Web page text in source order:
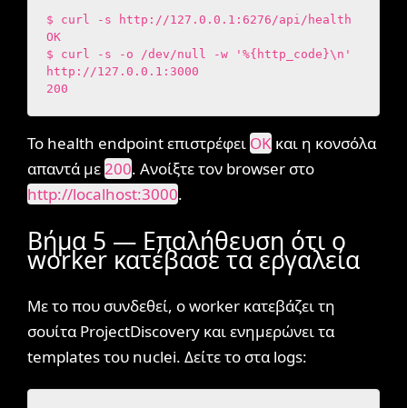
$ curl -s http://127.0.0.1:6276/api/health
OK
$ curl -s -o /dev/null -w '%{http_code}\n'
http://127.0.0.1:3000
200
Το health endpoint επιστρέφει OK και η κονσόλα
απαντά με200. Ανοίξτε τον browser στο
http://localhost:3000.
Βήμα 5 — Επαλήθευση ότι ο
worker κατέβασε τα εργαλεία
Με το που συνδεθεί, ο worker κατεβάζει τη
σουίτα ProjectDiscovery και ενημερώνει τα
templates του nuclei. Δείτε το στα logs: